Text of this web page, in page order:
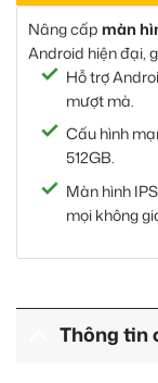
Nâng cấp màn
Android hiện đại,
Hỗ trợ
mượt mà.
Cấu hình
512GB.
Màn hình
mọi không
Thông tin